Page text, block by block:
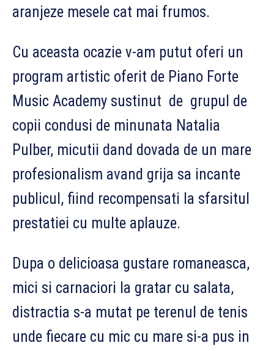
aranjeze mesele cat mai frumos.
Cu aceasta ocazie v-am putut oferi un
program artistic oferit de Piano Forte
Music Academy sustinut de grupul de
copii condusi de minunata Natalia
Pulber, micutii dand dovada de un mare
profesionalism avand grija sa incante
publicul, fiind recompensati la sfarsitul
prestatiei cu multe aplauze.
Dupa o delicioasa gustare romaneasca,
mici si carnaciori la gratar cu salata,
distractia s-a mutat pe terenul de tenis
unde fiecare cu mic cu mare si-a pus in